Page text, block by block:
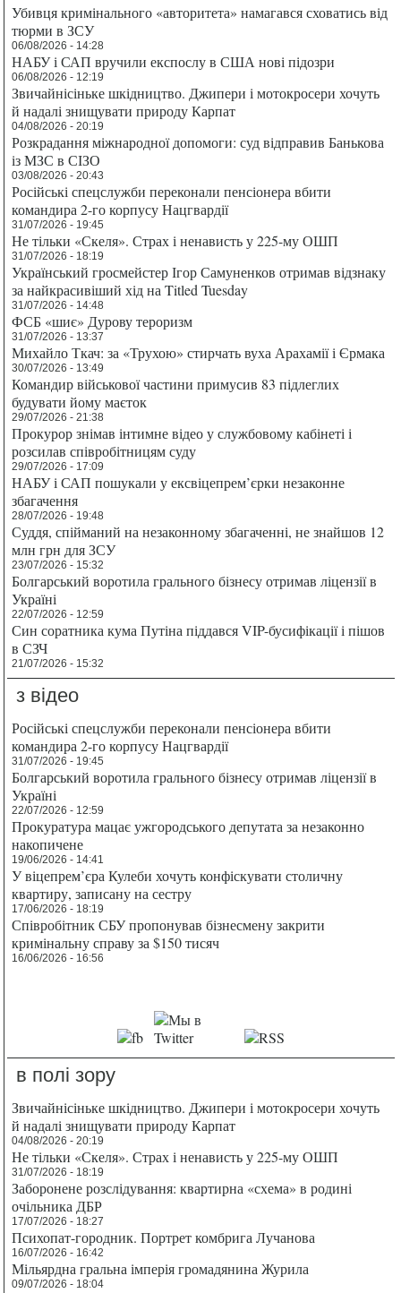
Убивця кримінального «авторитета» намагався сховатись від
тюрми в ЗСУ
06/08/2026 - 14:28
НАБУ і САП вручили експослу в США нові підозри
06/08/2026 - 12:19
Звичайнісіньке шкідництво. Джипери і мотокросери хочуть
й надалі знищувати природу Карпат
04/08/2026 - 20:19
Розкрадання міжнародної допомоги: суд відправив Банькова
із МЗС в СІЗО
03/08/2026 - 20:43
Російські спецслужби переконали пенсіонера вбити
командира 2-го корпусу Нацгвардії
31/07/2026 - 19:45
Не тільки «Скеля». Страх і ненависть у 225-му ОШП
31/07/2026 - 18:19
Український гросмейстер Ігор Самуненков отримав відзнаку
за найкрасивіший хід на Titled Tuesday
31/07/2026 - 14:48
ФСБ «шиє» Дурову тероризм
31/07/2026 - 13:37
Михайло Ткач: за «Трухою» стирчать вуха Арахамії і Єрмака
30/07/2026 - 13:49
Командир військової частини примусив 83 підлеглих
будувати йому маєток
29/07/2026 - 21:38
Прокурор знімав інтимне відео у службовому кабінеті і
розсилав співробітницям суду
29/07/2026 - 17:09
НАБУ і САП пошукали у ексвіцепрем’єрки незаконне
збагачення
28/07/2026 - 19:48
Суддя, спійманий на незаконному збагаченні, не знайшов 12
млн грн для ЗСУ
23/07/2026 - 15:32
Болгарський воротила грального бізнесу отримав ліцензії в
Україні
22/07/2026 - 12:59
Син соратника кума Путіна піддався VIP-бусифікації і пішов
в СЗЧ
21/07/2026 - 15:32
з відео
Російські спецслужби переконали пенсіонера вбити
командира 2-го корпусу Нацгвардії
31/07/2026 - 19:45
Болгарський воротила грального бізнесу отримав ліцензії в
Україні
22/07/2026 - 12:59
Прокуратура мацає ужгородського депутата за незаконно
накопичене
19/06/2026 - 14:41
У віцепрем’єра Кулеби хочуть конфіскувати столичну
квартиру, записану на сестру
17/06/2026 - 18:19
Співробітник СБУ пропонував бізнесмену закрити
кримінальну справу за $150 тисяч
16/06/2026 - 16:56
в полі зору
Звичайнісіньке шкідництво. Джипери і мотокросери хочуть
й надалі знищувати природу Карпат
04/08/2026 - 20:19
Не тільки «Скеля». Страх і ненависть у 225-му ОШП
31/07/2026 - 18:19
Заборонене розслідування: квартирна «схема» в родині
очільника ДБР
17/07/2026 - 18:27
Психопат-городник. Портрет комбрига Лучанова
16/07/2026 - 16:42
Мільярдна гральна імперія громадянина Журила
09/07/2026 - 18:04